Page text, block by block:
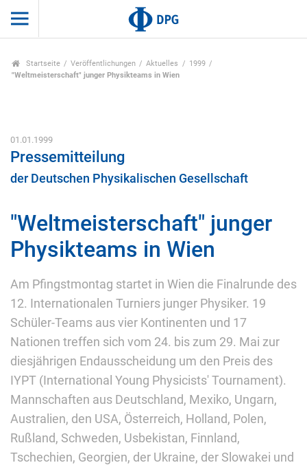
Startseite Veröffentlichungen Aktuelles
1999
"Weltmeisterschaft" junger Physikteams in Wien
01.01.1999
Pressemitteilung
der Deutschen Physikalischen Gesellschaft
"Weltmeisterschaft" junger
Physikteams in Wien
Am Pfingstmontag startet in Wien die Finalrunde des
12. Internationalen Turniers junger Physiker. 19
Schüler-Teams aus vier Kontinenten und 17
Nationen treffen sich vom 24. bis zum 29. Mai zur
diesjährigen Endausscheidung um den Preis des
IYPT (International Young Physicists' Tournament).
Mannschaften aus Deutschland, Mexiko, Ungarn,
Australien, den USA, Österreich, Holland, Polen,
Rußland, Schweden, Usbekistan, Finnland,
Tschechien, Georgien, der Ukraine, der Slowakei und